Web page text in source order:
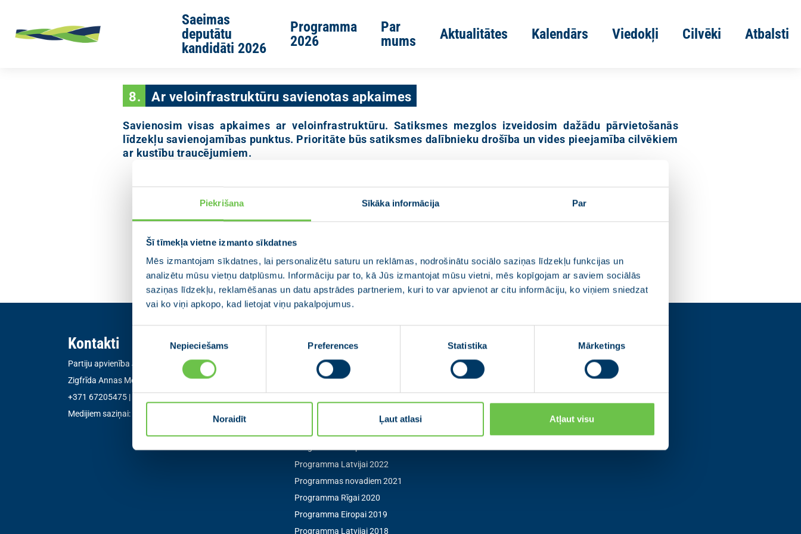
Piekrišana Sīkāka informācija Par
Šī tīmekļa vietne izmanto sīkdatnes
Mēs izmantojam sīkdatnes, lai personalizētu saturu un reklāmas, nodrošinātu sociālo saziņas līdzekļu funkcijas un
analizētu mūsu vietņu datplūsmu. Informāciju par to, kā Jūs izmantojat mūsu vietni, mēs kopīgojam ar saviem sociālās
saziņas līdzekļu, reklamēšanas un datu apstrādes partneriem, kuri to var apvienot ar citu informāciju, ko viņiem sniedzat
vai ko viņi apkopo, kad lietojat viņu pakalpojumus.
Nepieciešams Preferences Statistika Mārketings
Noraidīt Ļaut atlasi Atļaut visu
Saeimas
deputātu
kandidāti 2026
Programma
2026
Par
mums
Aktualitātes Kalendārs Viedokļi Cilvēki Atbalsti
8. Ar veloinfrastruktūru savienotas apkaimes
Savienosim visas apkaimes ar veloinfrastruktūru. Satiksmes mezglos izveidosim dažādu pārvietošanās
līdzekļu savienojamības punktus. Prioritāte būs satiksmes dalībnieku drošība un vides pieejamība cilvēkiem
ar kustību traucējumiem.
Kontakti
Partiju apvienība Jaunā VIENOTĪBA
Zigfrīda Annas Meierovica bulvāris 12-3, Rīga, LV-1050
+371 67205475 |
Medijiem saziņai:
informacija@vienotiba.lv
Izvēlne
Aktualitātes
Jaunās Vienotības statūti
Programmas novadiem 2025
Programma Eiropai 2024
Programma Latvijai 2022
Programmas novadiem 2021
Programma Rīgai 2020
Programma Eiropai 2019
Programma Latvijai 2018
Seko mums
Seko mums sociālajos tīklos un uzzini
pirmais par aktuālajām norisēm.